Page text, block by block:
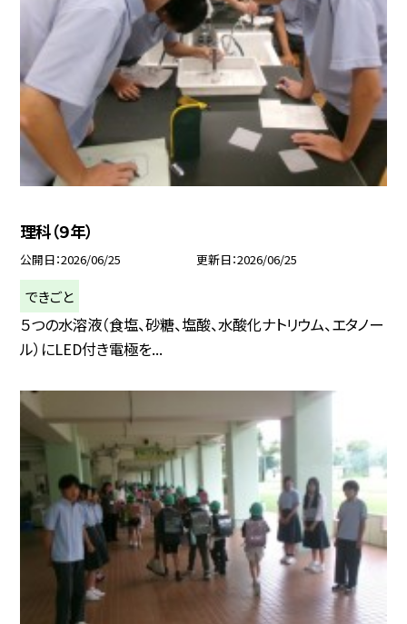
理科（９年）
公開日 2026/06/25 更新日 2026/06/25
できごと
５つの水溶液（食塩、砂糖、塩酸、水酸化ナトリウム、エタノー
ル）にLED付き電極を...